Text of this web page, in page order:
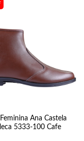
Ana Castela
5333-100 Cafe